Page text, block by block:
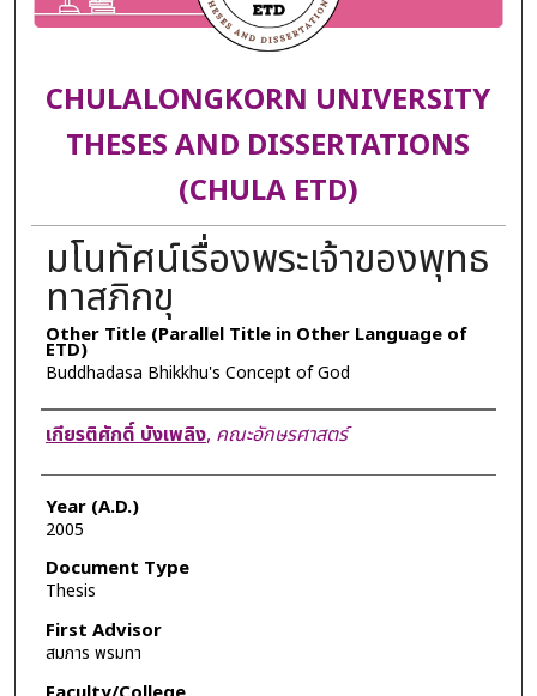
CHULALONGKORN UNIVERSITY
THESES AND DISSERTATIONS
(CHULA ETD)
มโนทัศน์เรื่องพระเจ้าของพุทธ
ทาสภิกขุ
Other Title (Parallel Title in Other Language of
ETD)
Buddhadasa Bhikkhu's Concept of God
Author
เกียรติศักดิ์ บังเพลิง, คณะอักษรศาสตร์
Year (A.D.)
2005
Document Type
Thesis
First Advisor
สมภาร พรมทา